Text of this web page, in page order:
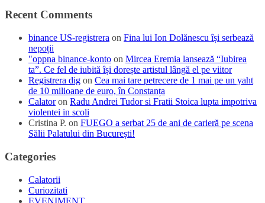
Recent Comments
binance US-registrera on Fina lui Ion Dolănescu își serbează
nepoții
"oppna binance-konto on Mircea Eremia lansează “Iubirea
ta”. Ce fel de iubită își dorește artistul lângă el pe viitor
Registrera dig on Cea mai tare petrecere de 1 mai pe un yaht
de 10 milioane de euro, în Constanța
Calatoron Radu Andrei Tudor si Fratii Stoica lupta impotriva
violentei in scoli
Cristina P. on FUEGO a serbat 25 de ani de carieră pe scena
Sălii Palatului din București!
Categories
Calatorii
Curiozitati
EVENIMENT